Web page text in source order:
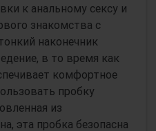
к анальному сексу и
знакомства с
наконечник
в то время как
комфортное
пробку
из
эта пробка безопасна